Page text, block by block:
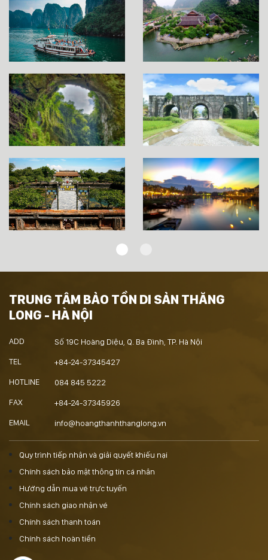
TRUNG TÂM BẢO TỒN DI SẢN THĂNG
LONG - HÀ NỘI
ADD Số 19C Hoàng Diệu, Q. Ba Đình, TP. Hà Nội
TEL +84-24-37345427
HOTLINE 084 845 5222
FAX +84-24-37345926
EMAIL info@hoangthanhthanglong.vn
Quy trình tiếp nhận và giải quyết khiếu nại
Chính sách bảo mật thông tin cá nhân
Hướng dẫn mua vé trực tuyến
Chính sách giao nhận vé
Chính sách thanh toán
Chính sách hoàn tiền